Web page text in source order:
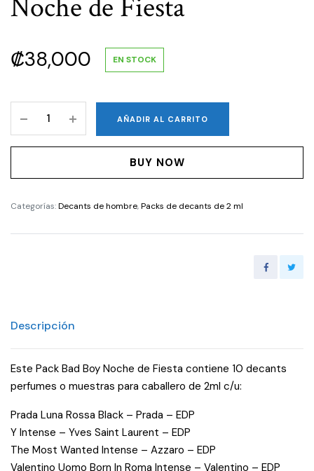
Noche de Fiesta
₡38,000 EN STOCK
decants
Boy
de
AÑADIR AL CARRITO
BUY NOW
Categorías:Decants de hombre,Packs de decants de 2 ml
Descripción
Este Pack Bad Boy Noche de Fiesta contiene 10 decants
perfumes o muestras para caballero de 2ml c/u:
Prada Luna Rossa Black – Prada – EDP
Y Intense – Yves Saint Laurent – EDP
The Most Wanted Intense – Azzaro – EDP
Valentino Uomo Born In Roma Intense – Valentino – EDP